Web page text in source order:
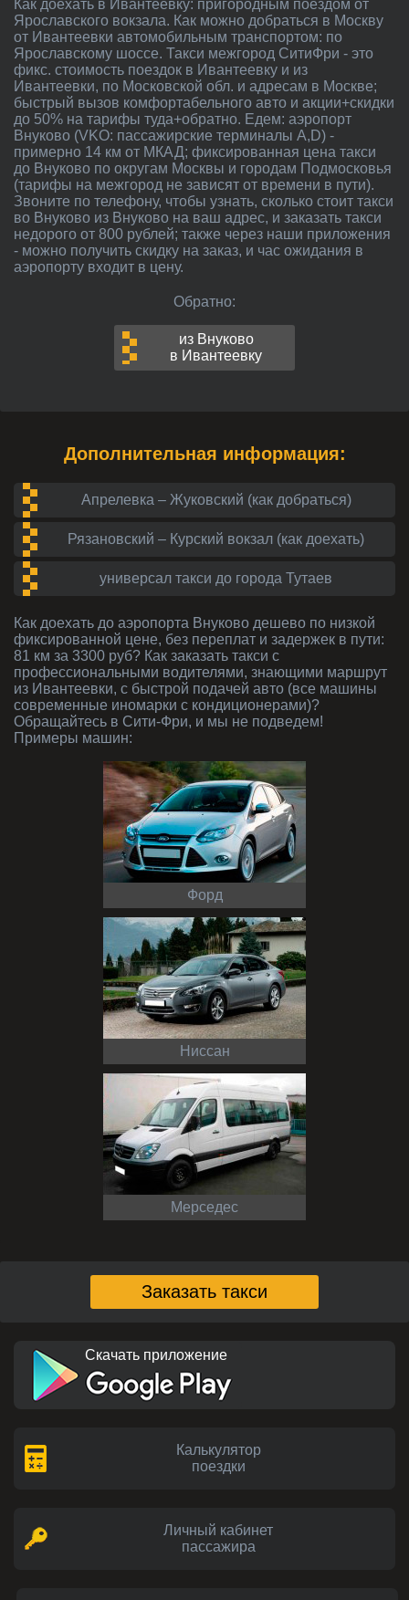
Как доехать в Ивантеевку: пригородным поездом от
Ярославского вокзала. Как можно добраться в Москву
от Ивантеевки автомобильным транспортом: по
Ярославскому шоссе. Такси межгород СитиФри - это
фикс. стоимость поездок в Ивантеевку и из
Ивантеевки, по Московской обл. и адресам в Москве;
быстрый вызов комфортабельного авто и акции+скидки
до 50% на тарифы туда+обратно. Едем: аэропорт
Внуково (VKO: пассажирские терминалы A,D) -
примерно 14 км от МКАД; фиксированная цена такси
до Внуково по округам Москвы и городам Подмосковья
(тарифы на межгород не зависят от времени в пути).
Звоните по телефону, чтобы узнать, сколько стоит такси
во Внуково из Внуково на ваш адрес, и заказать такси
недорого от 800 рублей; также через наши приложения
- можно получить скидку на заказ, и час ожидания в
аэропорту входит в цену.
Обратно:
из Внуково
в Ивантеевку
Дополнительная информация:
Апрелевка – Жуковский (как добраться)
Рязановский – Курский вокзал (как доехать)
универсал такси до города Тутаев
Как доехать до аэропорта Внуково дешево по низкой
фиксированной цене, без переплат и задержек в пути:
81 км за 3300 руб? Как заказать такси с
профессиональными водителями, знающими маршрут
из Ивантеевки, с быстрой подачей авто (все машины
современные иномарки с кондиционерами)?
Обращайтесь в Сити-Фри, и мы не подведем!
Примеры машин:
Форд
Ниссан
Мерседес
Заказать такси
Скачать приложение
Калькулятор
поездки
Личный кабинет
пассажира